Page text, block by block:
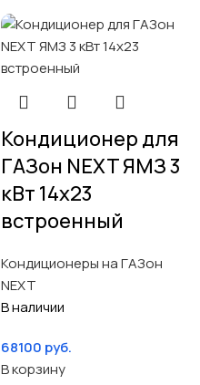
Кондиционер для
ГАЗон NEXT ЯМЗ 3
кВт 14х23
встроенный
Кондиционеры на ГАЗон
NEXT
В наличии
68100 руб.
В корзину